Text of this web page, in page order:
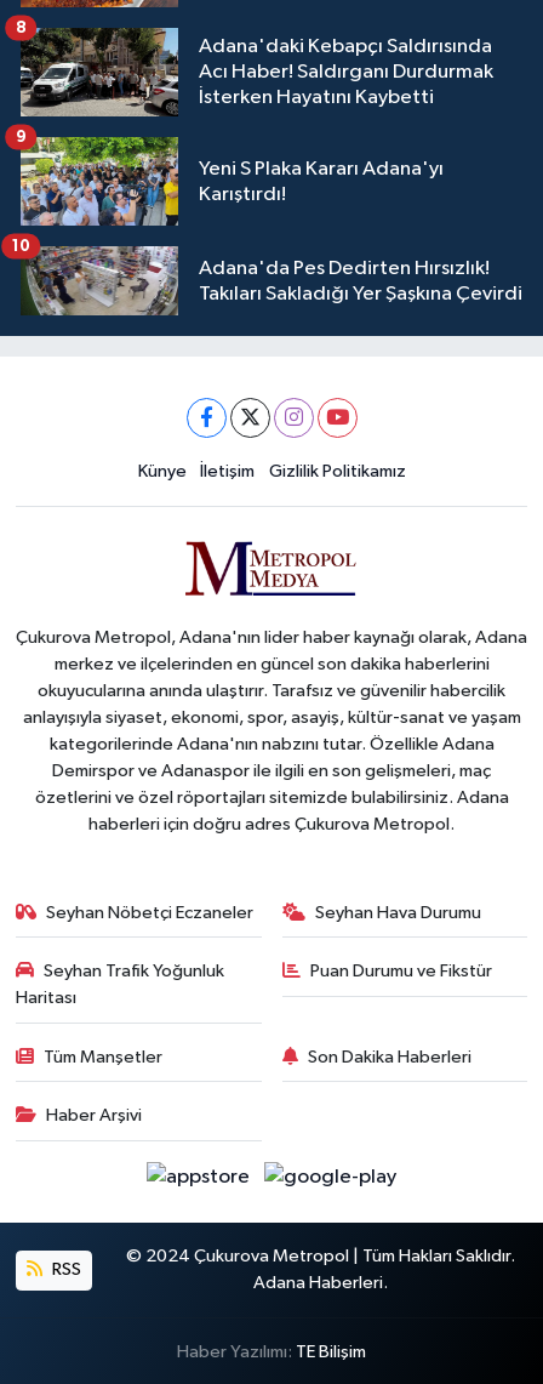
Adana'daki Kebapçı Saldırısında
Acı Haber! Saldırganı Durdurmak
İsterken Hayatını Kaybetti
8
Yeni S Plaka Kararı Adana'yı
Karıştırdı!
9
Adana'da Pes Dedirten Hırsızlık!
Takıları Sakladığı Yer Şaşkına Çevirdi
10
Künye İletişim Gizlilik Politikamız
Çukurova Metropol, Adana'nın lider haber kaynağı olarak, Adana
merkez ve ilçelerinden en güncel son dakika haberlerini
okuyucularına anında ulaştırır. Tarafsız ve güvenilir habercilik
anlayışıyla siyaset, ekonomi, spor, asayiş, kültür-sanat ve yaşam
kategorilerinde Adana'nın nabzını tutar. Özellikle Adana
Demirspor ve Adanaspor ile ilgili en son gelişmeleri, maç
özetlerini ve özel röportajları sitemizde bulabilirsiniz. Adana
haberleri için doğru adres Çukurova Metropol.
Seyhan Nöbetçi Eczaneler Seyhan Hava Durumu
Seyhan Trafik Yoğunluk
Haritası
Puan Durumu ve Fikstür
Tüm Manşetler Son Dakika Haberleri
Haber Arşivi
RSS
© 2024 Çukurova Metropol | Tüm Hakları Saklıdır.
Adana Haberleri.
Haber Yazılımı: TE Bilişim